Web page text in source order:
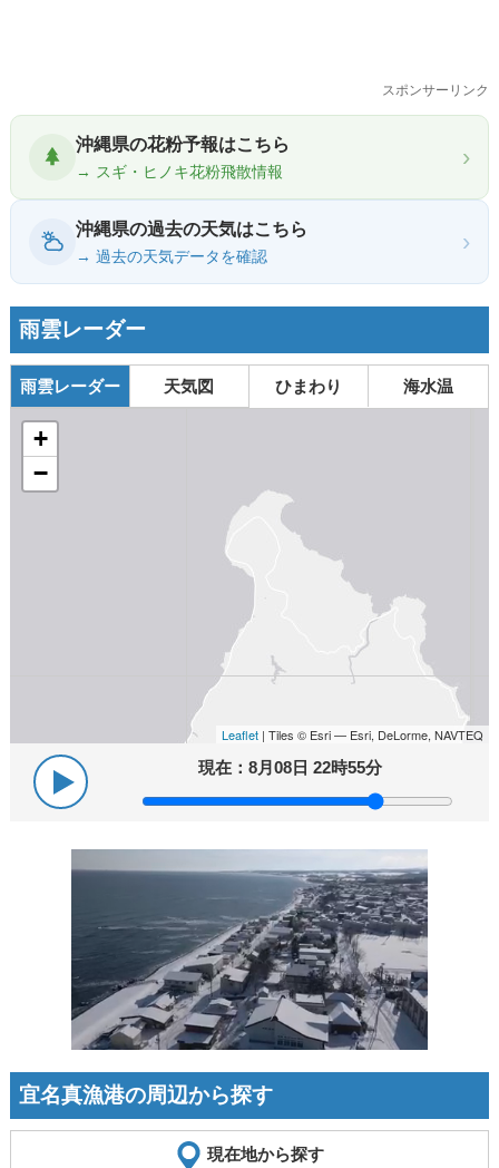
スポンサーリンク
沖縄県の花粉予報はこちら
→ スギ・ヒノキ花粉飛散情報
›
沖縄県の過去の天気はこちら
→ 過去の天気データを確認
›
雨雲レーダー
雨雲レーダー 天気図 ひまわり 海水温
+
−
Leaflet | Tiles © Esri — Esri, DeLorme, NAVTEQ
現在：8月08日 22時55分
宜名真漁港の周辺から探す
現在地から探す